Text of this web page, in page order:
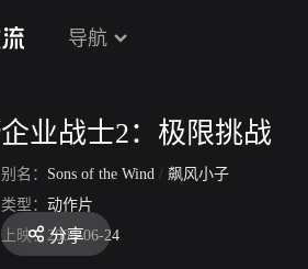
导航
企业战士2：极限挑战
别名： Sons of the Wind / 飙风小子
类型： 动作片
上映： 2004-06-24
分享